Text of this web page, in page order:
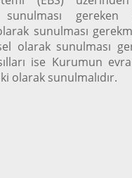
gereken
sunulması
olarak sunulması
ise Kurumun
olarak sunulmalıdır.